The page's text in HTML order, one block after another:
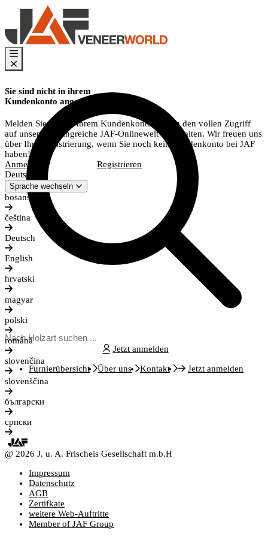
Jetzt anmelden
Furnierübersicht Über uns Kontakt Jetzt anmelden
Sie sind nicht in ihrem
Kundenkonto angemeldet?
Melden Sie sich in Ihrem Kundenkonto an, um den vollen Zugriff
auf unsere umfangreiche JAF-Onlinewelt zu erhalten. Wir freuen uns
über Ihre Registrierung, wenn Sie noch kein Kundenkonto bei JAF
haben!
Anmelden
Registrieren
Deutsch
Sprache wechseln
bosanski
čeština
Deutsch
English
hrvatski
magyar
polski
română
slovenčina
slovenščina
български
српски
@ 2026 J. u. A. Frischeis Gesellschaft m.b.H
Impressum
Datenschutz
AGB
Zertifkate
weitere Web-Auftritte
Member of JAF Group